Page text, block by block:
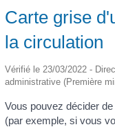
Carte grise
la circulation
Vérifié le 23/03/2022 -
administrative (Première
Vous pouvez décider
(par exemple, si vous